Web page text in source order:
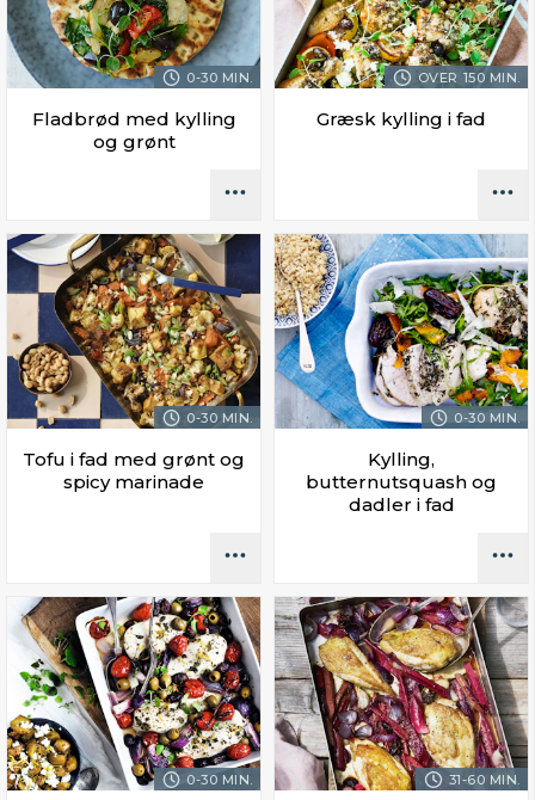
0-30 MIN.
Fladbrød med kylling
og grønt
OVER 150 MIN.
Græsk kylling i fad
0-30 MIN.
Tofu i fad med grønt og
spicy marinade
0-30 MIN.
Kylling,
butternutsquash og
dadler i fad
0-30 MIN. 31-60 MIN.